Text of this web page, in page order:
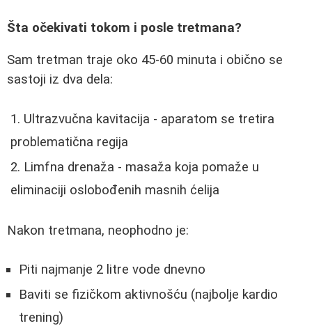
Šta očekivati tokom i posle tretmana?
Sam tretman traje oko 45-60 minuta i obično se
sastoji iz dva dela:
Ultrazvučna kavitacija - aparatom se tretira
problematična regija
Limfna drenaža - masaža koja pomaže u
eliminaciji oslobođenih masnih ćelija
Nakon tretmana, neophodno je:
Piti najmanje 2 litre vode dnevno
Baviti se fizičkom aktivnošću (najbolje kardio
trening)